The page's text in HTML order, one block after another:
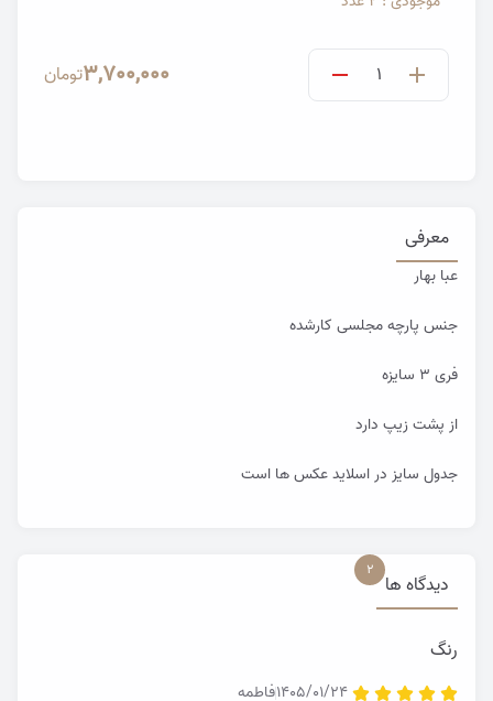
3,700,000تومان
معرفی
عبا بهار
جنس پارچه مجلسی کارشده
فری ۳ سایزه
از پشت زیپ دارد
جدول سایز در اسلاید عکس ها است
دیدگاه ها
2
رنگ
1405/01/24فاطمه